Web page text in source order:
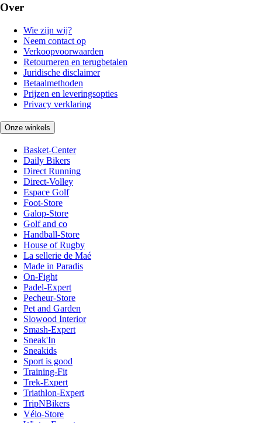
Over
Wie zijn wij?
Neem contact op
Verkoopvoorwaarden
Retourneren en terugbetalen
Juridische disclaimer
Betaalmethoden
Prijzen en leveringsopties
Privacy verklaring
Onze winkels
Basket-Center
Daily Bikers
Direct Running
Direct-Volley
Espace Golf
Foot-Store
Galop-Store
Golf and co
Handball-Store
House of Rugby
La sellerie de Maé
Made in Paradis
On-Fight
Padel-Expert
Pecheur-Store
Pet and Garden
Slowood Interior
Smash-Expert
Sneak'In
Sneakids
Sport is good
Training-Fit
Trek-Expert
Triathlon-Expert
TripNBikers
Vélo-Store